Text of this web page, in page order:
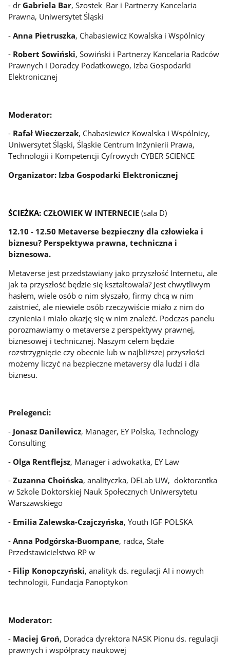
- drGabriela Bar, Szostek_Bar i Partnerzy Kancelaria
Prawna, Uniwersytet Śląski
-Anna Pietruszka, Chabasiewicz Kowalska i Wspólnicy
- Robert Sowiński, Sowiński i Partnerzy Kancelaria Radców
Prawnych i Doradcy Podatkowego, Izba Gospodarki
Elektronicznej
Moderator:
- Rafał Wieczerzak, Chabasiewicz Kowalska i Wspólnicy,
Uniwersytet Śląski, Śląskie Centrum Inżynierii Prawa,
Technologii i Kompetencji Cyfrowych CYBER SCIENCE
Organizator: Izba Gospodarki Elektronicznej
ŚCIEŻKA:CZŁOWIEK W INTERNECIE(sala D)
12.10 - 12.50 Metaverse bezpieczny dla człowieka i
biznesu? Perspektywa prawna, techniczna i
biznesowa.
Metaverse jest przedstawiany jako przyszłość Internetu, ale
jak ta przyszłość będzie się kształtowała? Jest chwytliwym
hasłem, wiele osób o nim słyszało, firmy chcą w nim
zaistnieć, ale niewiele osób rzeczywiście miało z nim do
czynienia i miało okazję się w nim znaleźć. Podczas panelu
porozmawiamy o metaverse z perspektywy prawnej,
biznesowej i technicznej. Naszym celem będzie
rozstrzygnięcie czy obecnie lub w najbliższej przyszłości
możemy liczyć na bezpieczne metaversy dla ludzi i dla
biznesu.
Prelegenci:
- Jonasz Danilewicz, Manager, EY Polska, Technology
Consulting
-Olga Rentflejsz, Manager i adwokatka, EY Law
-Zuzanna Choińska, analityczka, DELab UW, doktorantka
w Szkole Doktorskiej Nauk Społecznych Uniwersytetu
Warszawskiego
- Emilia Zalewska-Czajczyńska, Youth IGF POLSKA
-Anna Podgórska-Buompane, radca, Stałe
Przedstawicielstwo RP w
- Filip Konopczyński, analityk ds. regulacji AI i nowych
technologii, Fundacja Panoptykon
Moderator:
- Maciej Groń, Doradca dyrektora NASK Pionu ds. regulacji
prawnych i współpracy naukowej